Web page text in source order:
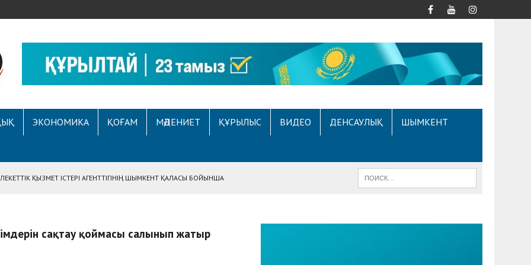
ЭКОНОМИКА ҚОҒАМ МӘДЕНИЕТ ҚҰРЫЛЫС ВИДЕО ДЕНСАУЛЫҚ ШЫМКЕНТ
ҚЫЗМЕТ ІСТЕРІ АГЕНТТІГІНІҢ ШЫМКЕНТ ҚАЛАСЫ БОЙЫНША
САУАТТЫЛЫҚ МӘСЕЛЕЛЕРІ ТАЛҚЫЛАНДЫ
СҰХБАТ БЕРІЛДІ
сақтау қоймасы салынып жатыр